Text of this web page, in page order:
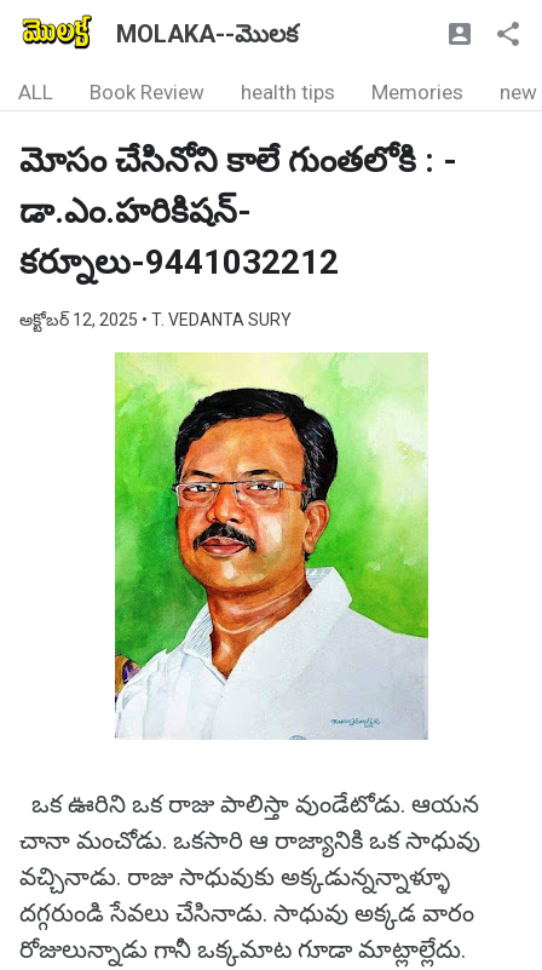
MOLAKA--మొలక
ALL Book Review health tips Memories new
మోసం చేసినోని కాలే గుంతలోకి : -
డా.ఎం.హరికిషన్-
కర్నూలు-9441032212
అక్టోబర్ 12, 2025 • T. VEDANTA SURY
ఒక ఊరిని ఒక రాజు పాలిస్తా వుండేటోడు. ఆయన
చానా మంచోడు. ఒకసారి ఆ రాజ్యానికి ఒక సాధువు
వచ్చినాడు. రాజు సాధువుకు అక్కడున్నన్నాళ్ళూ
దగ్గరుండి సేవలు చేసినాడు. సాధువు అక్కడ వారం
రోజులున్నాడు గానీ ఒక్కమాట గూడా మాట్లాల్లేదు.